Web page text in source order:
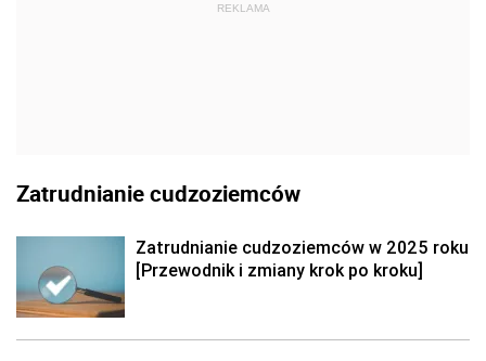
REKLAMA
Zatrudnianie cudzoziemców
Zatrudnianie cudzoziemców w 2025 roku
[Przewodnik i zmiany krok po kroku]